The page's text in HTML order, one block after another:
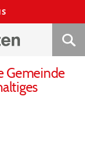
Gemeinde